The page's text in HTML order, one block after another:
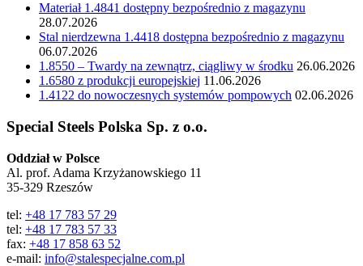
Materiał 1.4841 dostępny bezpośrednio z magazynu
28.07.2026
Stal nierdzewna 1.4418 dostępna bezpośrednio z magazynu
06.07.2026
1.8550 – Twardy na zewnątrz, ciągliwy w środku 26.06.2026
1.6580 z produkcji europejskiej 11.06.2026
1.4122 do nowoczesnych systemów pompowych 02.06.2026
Special Steels Polska Sp. z o.o.
Oddział w Polsce
Al. prof. Adama Krzyżanowskiego 11
35-329 Rzeszów
tel: +48 17 783 57 29
tel: +48 17 783 57 33
fax: +48 17 858 63 52
e-mail: info@stalespecjalne.com.pl